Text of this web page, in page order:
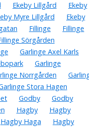
Ekeby Lillgård
Ekeby
Myre Lillgård
Ekeby
Fillinge
Fillinge
Sörgården
Garlinge Axel Karls
Garlinge
Norrgården
Stora Hagen
Godby
Godby
Hagby
Hagby
Hagby Haga
Hagby